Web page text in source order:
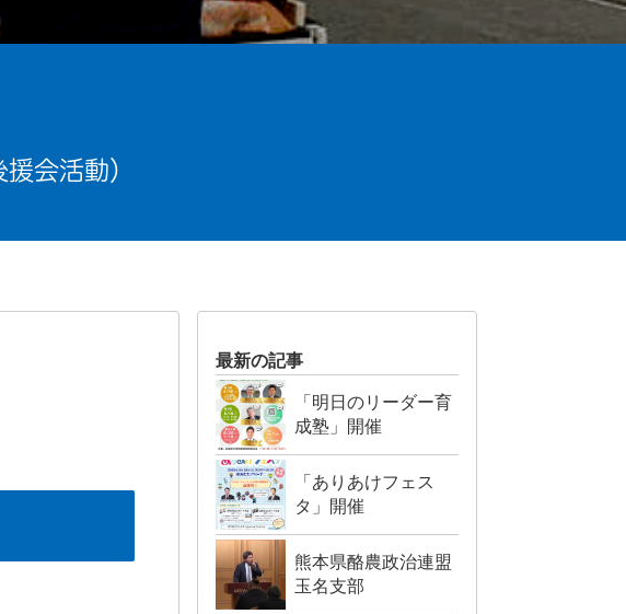
会活動）
最新の記事
「明日のリーダー育
成塾」開催
「ありあけフェス
タ」開催
熊本県酪農政治連盟
玉名支部